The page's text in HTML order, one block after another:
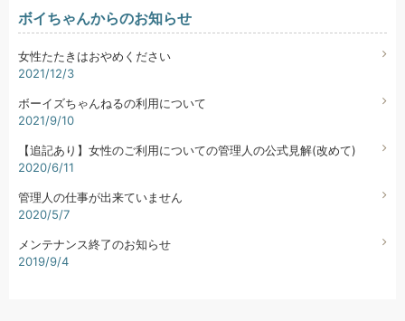
ボイちゃんからのお知らせ
女性たたきはおやめください
2021/12/3
ボーイズちゃんねるの利用について
2021/9/10
【追記あり】女性のご利用についての管理人の公式見解(改めて)
2020/6/11
管理人の仕事が出来ていません
2020/5/7
メンテナンス終了のお知らせ
2019/9/4